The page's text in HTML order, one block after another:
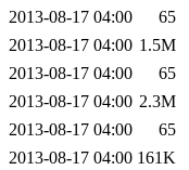
2013-08-17 04:00
65
2013-08-17 04:00 1.5M
2013-08-17 04:00
65
2013-08-17 04:00 2.3M
2013-08-17 04:00
65
2013-08-17 04:00 161K